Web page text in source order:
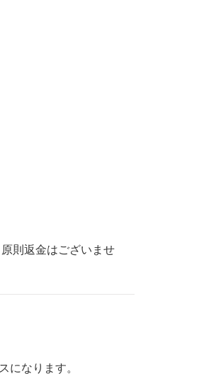
則返金はございませ
になります。